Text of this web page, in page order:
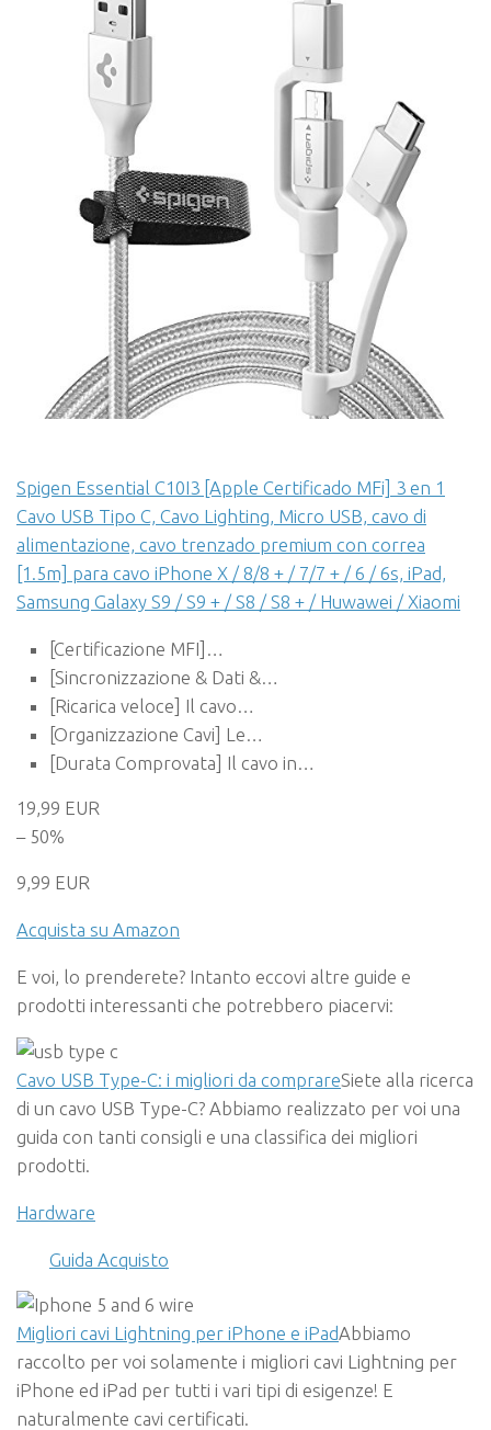
Spigen Essential C10I3 [Apple Certificado MFi] 3 en 1
Cavo USB Tipo C, Cavo Lighting, Micro USB, cavo di
alimentazione, cavo trenzado premium con correa
[1.5m] para cavo iPhone X / 8/8 + / 7/7 + / 6 / 6s, iPad,
Samsung Galaxy S9 / S9 + / S8 / S8 + / Huwawei / Xiaomi
[Certificazione MFI]…
[Sincronizzazione & Dati &…
[Ricarica veloce] Il cavo…
[Organizzazione Cavi] Le…
[Durata Comprovata] Il cavo in…
19,99 EUR
– 50%
9,99 EUR
Acquista su Amazon
E voi, lo prenderete? Intanto eccovi altre guide e
prodotti interessanti che potrebbero piacervi:
Cavo USB Type-C: i migliori da comprareSiete alla ricerca
di un cavo USB Type-C? Abbiamo realizzato per voi una
guida con tanti consigli e una classifica dei migliori
prodotti.
Hardware
Guida Acquisto
Migliori cavi Lightning per iPhone e iPadAbbiamo
raccolto per voi solamente i migliori cavi Lightning per
iPhone ed iPad per tutti i vari tipi di esigenze! E
naturalmente cavi certificati.